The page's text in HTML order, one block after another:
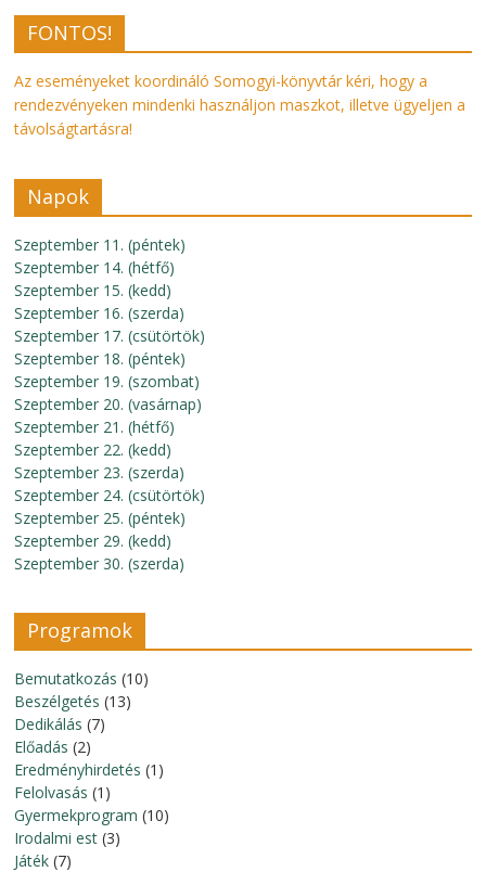
FONTOS!
Az eseményeket koordináló Somogyi-könyvtár kéri, hogy a
rendezvényeken mindenki használjon maszkot, illetve ügyeljen a
távolságtartásra!
Napok
Szeptember 11. (péntek)
Szeptember 14. (hétfő)
Szeptember 15. (kedd)
Szeptember 16. (szerda)
Szeptember 17. (csütörtök)
Szeptember 18. (péntek)
Szeptember 19. (szombat)
Szeptember 20. (vasárnap)
Szeptember 21. (hétfő)
Szeptember 22. (kedd)
Szeptember 23. (szerda)
Szeptember 24. (csütörtök)
Szeptember 25. (péntek)
Szeptember 29. (kedd)
Szeptember 30. (szerda)
Programok
Bemutatkozás (10)
Beszélgetés (13)
Dedikálás (7)
Előadás (2)
Eredményhirdetés (1)
Felolvasás (1)
Gyermekprogram (10)
Irodalmi est (3)
Játék (7)